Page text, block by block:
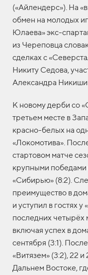
(«Айлендерс»). На
обмен на молодых
Юлаева» экс-
из Череповца
сделках с
Никиту Седова,
Александра
К новому дерби со
третьем месте в
красно-белых на
«Локомотива».
стартовом матче
крупными победами
«Сибирью» (8:2).
преимущество в
и уступил в гостях
последних четырёх
включая успех в
сентября (3:1).
«Витязем» (3:2), 22
Дальнем Востоке,